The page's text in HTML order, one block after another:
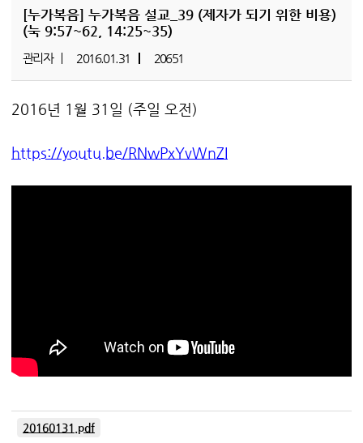
[누가복음] 누가복음 설교_39 (제자가 되기 위한 비용)
(눅 9:57~62, 14:25~35)
관리자 2016.01.31 20651
2016년 1월 31일 (주일 오전)
https://youtu.be/RNwPxYvWnZI
20160131.pdf